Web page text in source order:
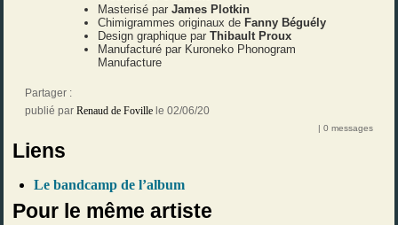
Masterisé parJames Plotkin
Chimigrammes originaux de Fanny Béguély
Design graphique parThibault Proux
Manufacturé par Kuroneko Phonogram
Manufacture
Partager :
publié par Renaud de Foville le 02/06/20
| 0 messages
Liens
Le bandcamp de l’album
Pour le même artiste